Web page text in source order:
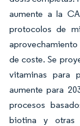
aumente a la
protocolos de
de coste. Se
vitaminas para
aumente para
procesos
biotina y otras